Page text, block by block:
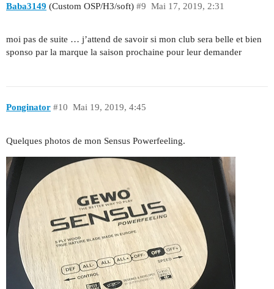
Baba3149 (Custom OSP/H3/soft) Mai 17, 2019, 2:31
#9
moi pas de suite … j’attend de savoir si mon club sera belle et bien
sponso par la marque la saison prochaine pour leur demander
Ponginator Mai 19, 2019, 4:45
#10
Quelques photos de mon Sensus Powerfeeling.